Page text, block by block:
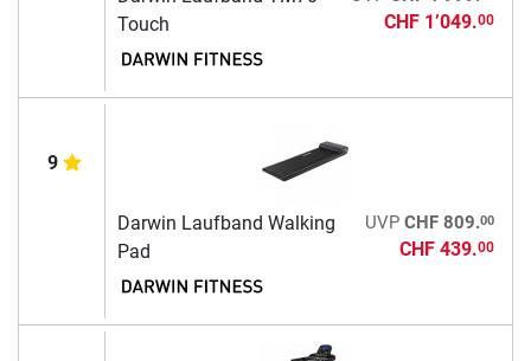
Touch
CHF 1’049.00
9
Darwin Laufband Walking
Pad
UVP CHF 809.00
CHF 439.00